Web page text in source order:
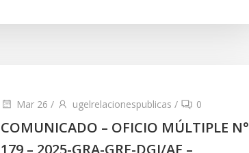
Mar 26 / ugelrelacionespublicas / 0
COMUNICADO – OFICIO MÚLTIPLE N°
179 – 2025-GRA-GRE-DGI/AE –